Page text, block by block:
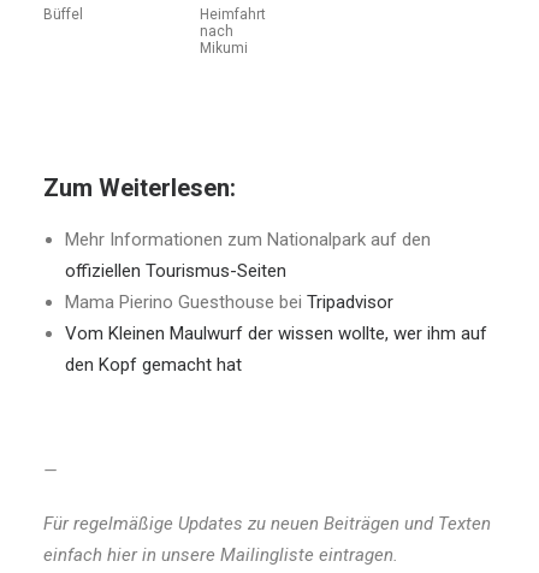
Büffel
Heimfahrt
nach
Mikumi
Zum Weiterlesen:
Mehr Informationen zum Nationalpark auf den
offiziellen Tourismus-Seiten
Mama Pierino Guesthouse bei Tripadvisor
Vom Kleinen Maulwurf der wissen wollte, wer ihm auf
den Kopf gemacht hat
—
Für regelmäßige Updates zu neuen Beiträgen und Texten
einfach hierin unsere Mailingliste eintragen.